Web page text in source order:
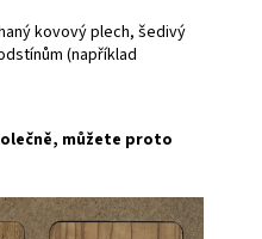
kovový plech, šedivý
(například
můžete proto